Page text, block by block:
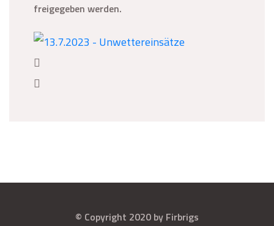
freigegeben werden.
© Copyright 2020 by Firbrigs